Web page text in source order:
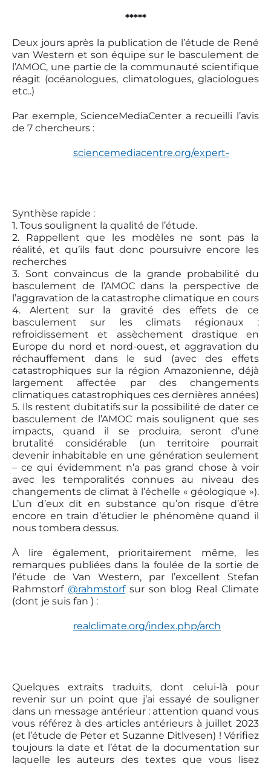
*****
Deux jours après la publication de l’étude de René
van Western et son équipe sur le basculement de
l’AMOC, une partie de la communauté scientifique
réagit (océanologues, climatologues, glaciologues
etc..)
Par exemple, ScienceMediaCenter a recueilli l’avis
de 7 chercheurs :
sciencemediacentre.org/expert-
Synthèse rapide :
1. Tous soulignent la qualité de l’étude.
2. Rappellent que les modèles ne sont pas la
réalité, et qu’ils faut donc poursuivre encore les
recherches
3. Sont convaincus de la grande probabilité du
basculement de l’AMOC dans la perspective de
l’aggravation de la catastrophe climatique en cours
4. Alertent sur la gravité des effets de ce
basculement sur les climats régionaux :
refroidissement et assèchement drastique en
Europe du nord et nord-ouest, et aggravation du
réchauffement dans le sud (avec des effets
catastrophiques sur la région Amazonienne, déjà
largement affectée par des changements
climatiques catastrophiques ces dernières années)
5. Ils restent dubitatifs sur la possibilité de dater ce
basculement de l’AMOC mais soulignent que ses
impacts, quand il se produira, seront d’une
brutalité considérable (un territoire pourrait
devenir inhabitable en une génération seulement
– ce qui évidemment n’a pas grand chose à voir
avec les temporalités connues au niveau des
changements de climat à l’échelle « géologique »).
L’un d’eux dit en substance qu’on risque d’être
encore en train d’étudier le phénomène quand il
nous tombera dessus.
À lire également, prioritairement même, les
remarques publiées dans la foulée de la sortie de
l’étude de Van Western, par l’excellent Stefan
Rahmstorf @rahmstorfsur son blog Real Climate
(dont je suis fan ) :
realclimate.org/index.php/arch
Quelques extraits traduits, dont celui-là pour
revenir sur un point que j’ai essayé de souligner
dans un message antérieur : attention quand vous
vous référez à des articles antérieurs à juillet 2023
(et l’étude de Peter et Suzanne Ditlvesen) ! Vérifiez
toujours la date et l’état de la documentation sur
laquelle les auteurs des textes que vous lisez